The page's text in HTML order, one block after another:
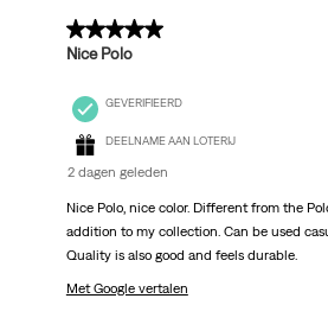
5 van 5 sterren.
Nice Polo
GEVERIFIEERD
DEELNAME AAN LOTERIJ
2 dagen geleden
Nice Polo, nice color. Different from the
addition to my collection. Can be used
Quality is also good and feels durable.
Met Google vertalen